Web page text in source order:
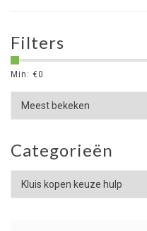
Filters
Min: €0
Categorieën